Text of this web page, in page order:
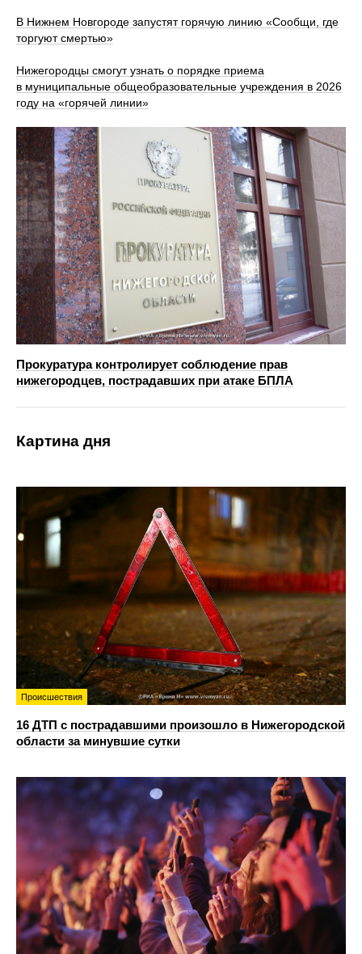
В Нижнем Новгороде запустят горячую линию «Сообщи, где
торгуют смертью»
Нижегородцы смогут узнать о порядке приема
в муниципальные общеобразовательные учреждения в 2026
году на «горячей линии»
Прокуратура контролирует соблюдение прав
нижегородцев, пострадавших при атаке БПЛА
Картина дня
Происшествия
16 ДТП с пострадавшими произошло в Нижегородской
области за минувшие сутки